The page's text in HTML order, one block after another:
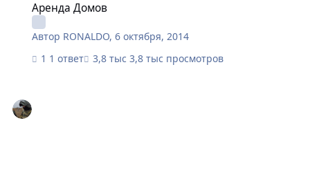
Аренда Домов
Автор RONALDO,6 октября, 2014
1 ответ
3,8 тыс просмотров